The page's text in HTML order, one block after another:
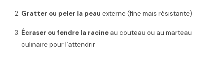
Gratter ou peler la peau externe (fine mais résistante)
Écraser ou fendre la racine au couteau ou au marteau
culinaire pour l’attendrir